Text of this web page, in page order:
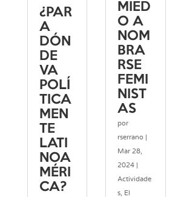
¿PAR
A
DÓN
DE
VA
POLÍ
TICA
MEN
TE
LATI
NOA
MÉRI
CA?
MIED
O A
NOM
BRA
RSE
FEMI
NIST
AS
por
rserrano
Mar 28,
2024
Actividade
s El